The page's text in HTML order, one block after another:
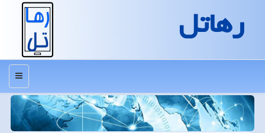
رهاتل
منو